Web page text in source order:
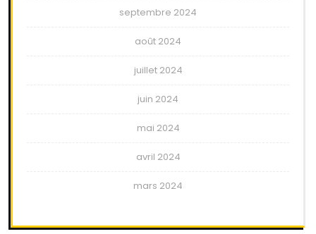
septembre 2024
août 2024
juillet 2024
juin 2024
mai 2024
avril 2024
mars 2024